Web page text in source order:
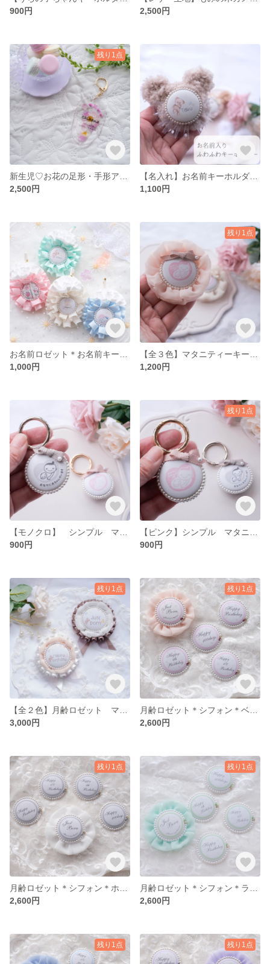
900円
2,500円
残り1点
2,500円
1,100円
1,000円
残り1点
1,200円
900円
残り1点
900円
残り1点
3,000円
残り1点
2,600円
残り1点
2,600円
残り1点
2,600円
残り1点 残り1点